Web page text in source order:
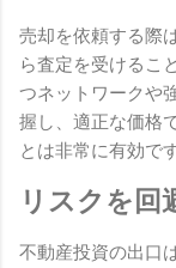
売却を依頼する際
ら査定を受けるこ
つネットワークや
握し、適正な価格
とは非常に有効です
リスクを回
不動産投資の出口